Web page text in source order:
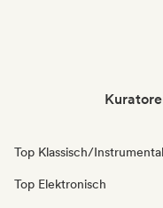
Top Klassisch/Instrumental
Top Elektronisch